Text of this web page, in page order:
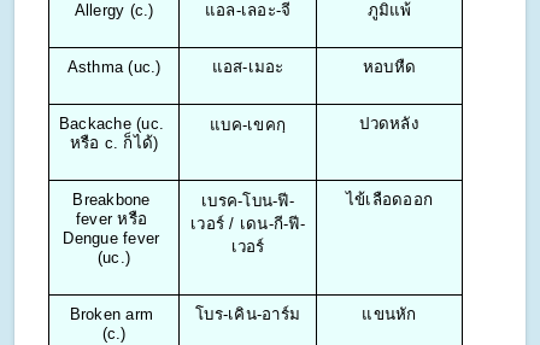
Allergy (c.) แอล-เลอะ-จี ภูมิแพ้
Asthma (uc.) แอส-เมอะ หอบหืด
Backache (uc.
หรือ c. ก็ได้)
แบค-เขคกฺ ปวดหลัง
Breakbone
fever หรือ
Dengue fever
(uc.)
เบรค-โบน-ฟี-
เวอร์ / เดน-กี-ฟี-
เวอร์
ไข้เลือดออก
Broken arm
(c.)
โบร-เคิน-อาร์ม แขนหัก